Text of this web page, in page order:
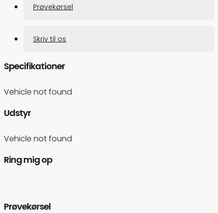
Prøvekørsel
Skriv til os
Specifikationer
Vehicle not found
Udstyr
Vehicle not found
Ring mig op
Prøvekørsel